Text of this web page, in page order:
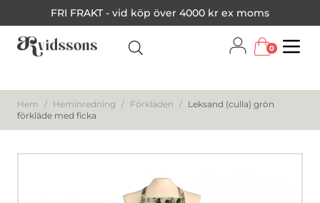
FRI FRAKT - vid köp över 4000 kr ex moms
0
Hem / Heminredning / Förkläden / Leksand (culla) grön
förkläde med ficka